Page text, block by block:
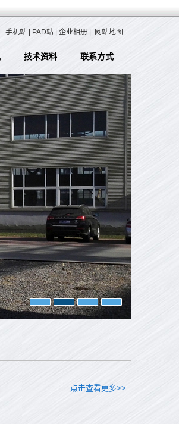
手机站 PAD站 企业相册 网站地图
技术资料 联系方式
点击查看更多>>